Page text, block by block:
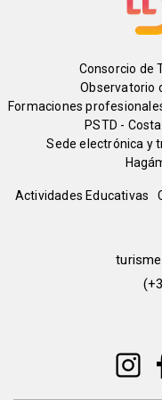
Menú
del
pie
Consorcio de
Observatorio
Formaciones
PSTD -
Sede electrónica y
Peu
Actividades Educativas